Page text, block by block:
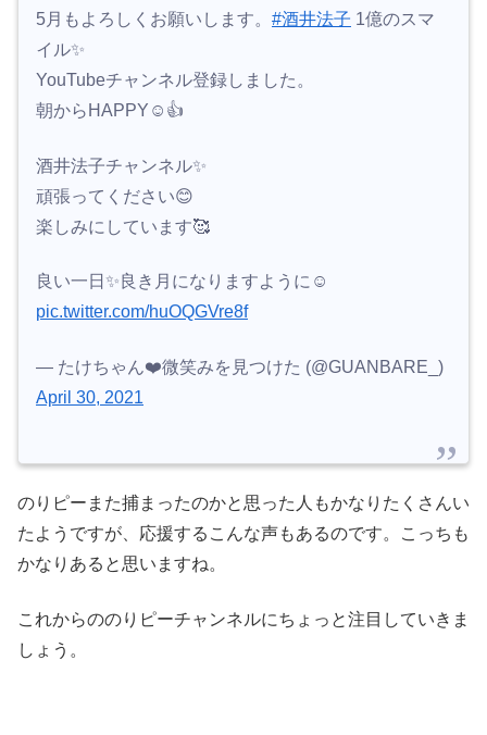
5月もよろしくお願いします。 #酒井法子 1億のスマ
イル✨
YouTubeチャンネル登録しました。
朝からHAPPY☺️👍️
酒井法子チャンネル✨
頑張ってください😊
楽しみにしています🥰
良い一日✨良き月になりますように☺️
pic.twitter.com/huOQGVre8f
— たけちゃん❤️微笑みを見つけた (@GUANBARE_)
April 30, 2021
のりピーまた捕まったのかと思った人もかなりたくさんい
たようですが、応援するこんな声もあるのです。こっちも
かなりあると思いますね。
これからののりピーチャンネルにちょっと注目していきま
しょう。